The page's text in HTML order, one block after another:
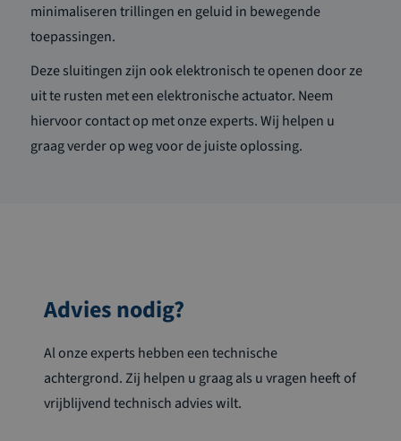
minimaliseren trillingen en geluid in bewegende
toepassingen.
Deze sluitingen zijn ook elektronisch te openen door ze
uit te rusten met een elektronische actuator. Neem
hiervoor contact op met onze experts. Wij helpen u
graag verder op weg voor de juiste oplossing.
Advies nodig?
Al onze experts hebben een technische
achtergrond. Zij helpen u graag als u vragen heeft of
vrijblijvend technisch advies wilt.